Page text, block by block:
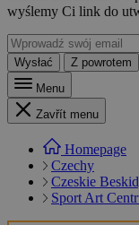
wyślemy Ci link do
Wysłać
Z powrotem
Menu
Zavřít menu
Homepage
Czechy
Czeskie
Sport Art